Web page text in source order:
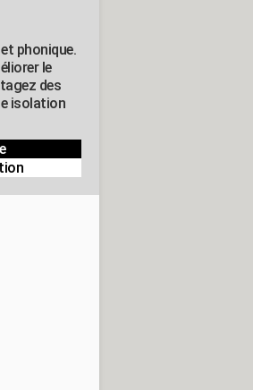
phonique.
le
des
isolation